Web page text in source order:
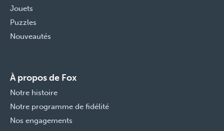
Jouets
Puzzles
Nouveautés
À propos de Fox
Notre histoire
Notre programme de fidélité
Nos engagements